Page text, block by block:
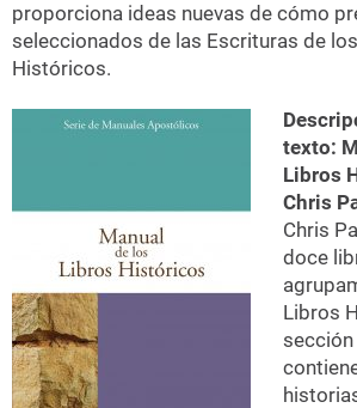
proporciona ideas nuevas de cómo
seleccionados de las Escrituras de los
Históricos.
texto:
Libros
Chris
Chris
doce
Libros
sección